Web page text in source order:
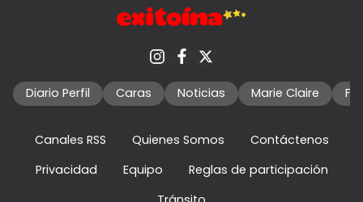
Diario Perfil Caras Noticias Marie Claire
Canales RSS Quienes Somos
Contáctenos
Privacidad
Equipo
Reglas de participación